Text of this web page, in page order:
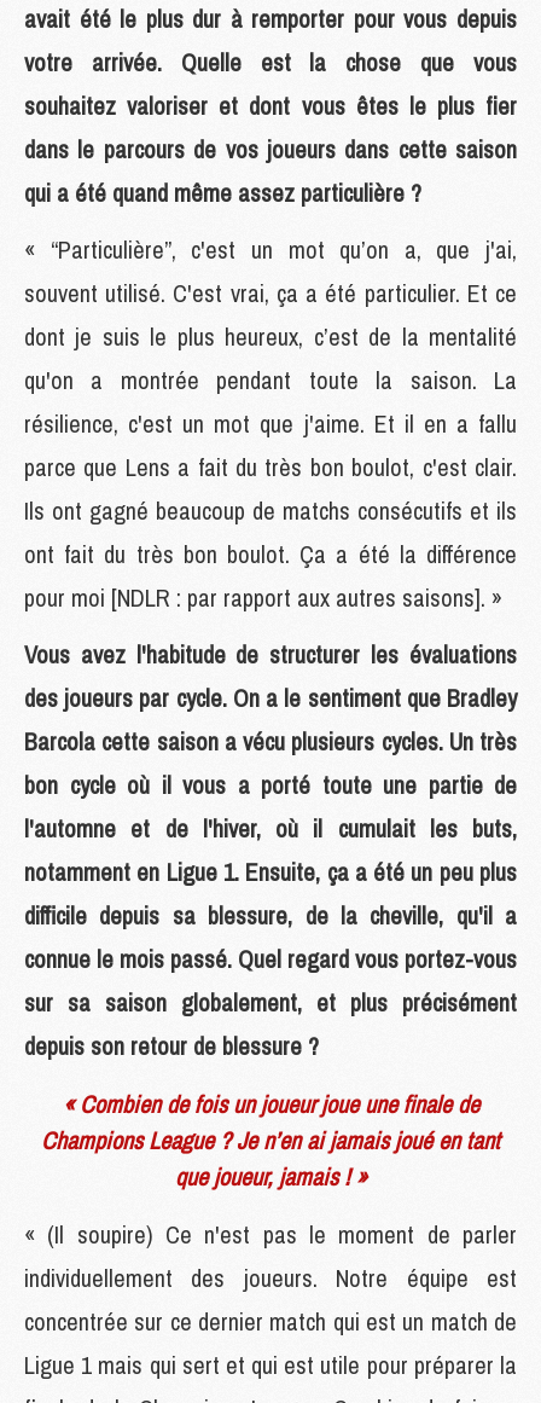
avait été le plus dur à remporter pour vous depuis
votre arrivée. Quelle est la chose que vous
souhaitez valoriser et dont vous êtes le plus fier
dans le parcours de vos joueurs dans cette saison
qui a été quand même assez particulière ?
« “Particulière”, c'est un mot qu’on a, que j'ai,
souvent utilisé. C'est vrai, ça a été particulier. Et ce
dont je suis le plus heureux, c’est de la mentalité
qu'on a montrée pendant toute la saison. La
résilience, c'est un mot que j'aime. Et il en a fallu
parce que Lens a fait du très bon boulot, c'est clair.
Ils ont gagné beaucoup de matchs consécutifs et ils
ont fait du très bon boulot. Ça a été la différence
pour moi [NDLR : par rapport aux autres saisons]. »
Vous avez l'habitude de structurer les évaluations
des joueurs par cycle. On a le sentiment que Bradley
Barcola cette saison a vécu plusieurs cycles. Un très
bon cycle où il vous a porté toute une partie de
l'automne et de l'hiver, où il cumulait les buts,
notamment en Ligue 1. Ensuite, ça a été un peu plus
difficile depuis sa blessure, de la cheville, qu'il a
connue le mois passé. Quel regard vous portez-vous
sur sa saison globalement, et plus précisément
depuis son retour de blessure ?
« Combien de fois un joueur joue une finale de
Champions League ? Je n’en ai jamais joué en tant
que joueur, jamais ! »
« (Il soupire) Ce n'est pas le moment de parler
individuellement des joueurs. Notre équipe est
concentrée sur ce dernier match qui est un match de
Ligue 1 mais qui sert et qui est utile pour préparer la